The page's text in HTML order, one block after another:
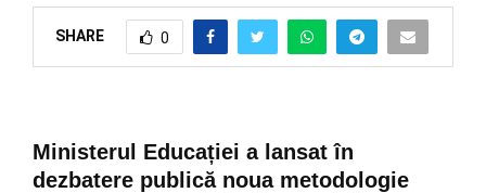
SHARE 0
Ministerul Educației a lansat în
dezbatere publică noua metodologie